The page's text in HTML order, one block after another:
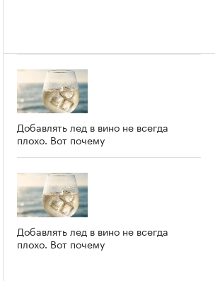
Добавлять лед в вино не всегда
плохо. Вот почему
Добавлять лед в вино не всегда
плохо. Вот почему